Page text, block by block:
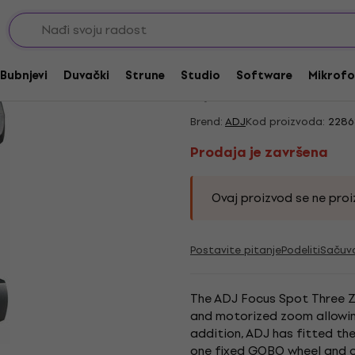
Bubnjevi Duvački Strune Studio Software
heads / muvinzi
Prodaja je završena
ADJ Focus Spot
Brend:ADJKod proizvoda:
Prodaja je završena
Ovaj proizvod se ne
Postavite pitanjePodeliti
The ADJ Focus Spot
and motorized zoom
addition, ADJ has fitted
one fixed GOBO wheel